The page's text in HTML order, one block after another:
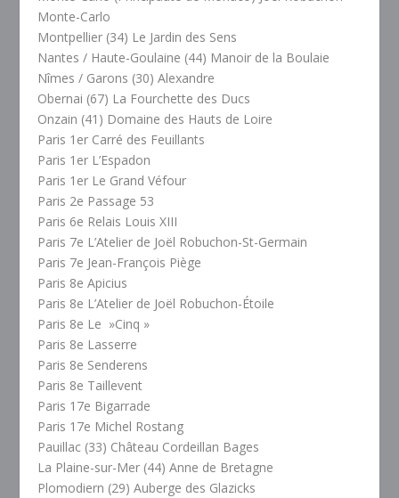
Monte-Carlo
Montpellier (34) Le Jardin des Sens
Nantes / Haute-Goulaine (44) Manoir de la Boulaie
Nîmes / Garons (30) Alexandre
Obernai (67) La Fourchette des Ducs
Onzain (41) Domaine des Hauts de Loire
Paris 1er Carré des Feuillants
Paris 1er L’Espadon
Paris 1er Le Grand Véfour
Paris 2e Passage 53
Paris 6e Relais Louis XIII
Paris 7e L’Atelier de Joël Robuchon-St-Germain
Paris 7e Jean-François Piège
Paris 8e Apicius
Paris 8e L’Atelier de Joël Robuchon-Étoile
Paris 8e Le »Cinq »
Paris 8e Lasserre
Paris 8e Senderens
Paris 8e Taillevent
Paris 17e Bigarrade
Paris 17e Michel Rostang
Pauillac (33) Château Cordeillan Bages
La Plaine-sur-Mer (44) Anne de Bretagne
Plomodiern (29) Auberge des Glazicks